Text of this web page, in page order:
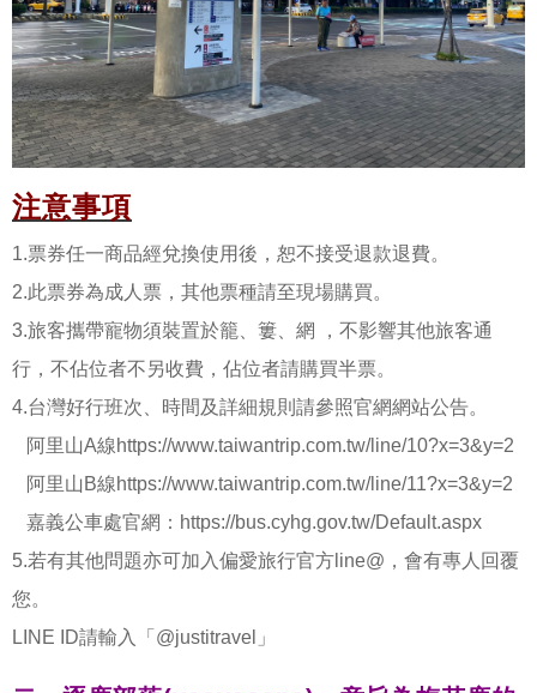
注意事項
1.票券任一商品經兌換使用後，恕不接受退款退費。
2.此票券為成人票，其他票種請至現場購買。
3.旅客攜帶寵物須裝置於籠、簍、網 ，不影響其他旅客通
行，不佔位者不另收費，佔位者請購買半票。
4.台灣好行班次、時間及詳細規則請參照官網網站公告。
阿里山A線https://www.taiwantrip.com.tw/line/10?x=3&y=2
阿里山B線https://www.taiwantrip.com.tw/line/11?x=3&y=2
嘉義公車處官網： https://bus.cyhg.gov.tw/Default.aspx
5.若有其他問題亦可加入偏愛旅行官方line@，會有專人回覆
您。
LINE ID請輸入「@justitravel」